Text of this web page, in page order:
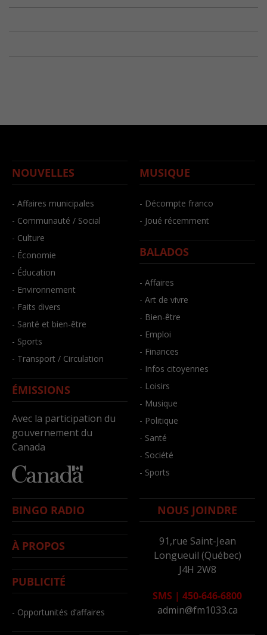
NOUVELLES
- Affaires municipales
- Communauté / Social
- Culture
- Économie
- Éducation
- Environnement
- Faits divers
- Santé et bien-être
- Sports
- Transport / Circulation
ÉMISSIONS
Avec la participation du
gouvernement du
Canada
MUSIQUE
- Décompte franco
- Joué récemment
BALADOS
- Affaires
- Art de vivre
- Bien-être
- Emploi
- Finances
- Infos citoyennes
- Loisirs
- Musique
- Politique
- Santé
- Société
- Sports
BINGO RADIO
À PROPOS
PUBLICITÉ
- Opportunités d’affaires
NOUS JOINDRE
91,rue Saint-Jean
Longueuil (Québec)
J4H 2W8
SMS | 450-646-6800
admin@fm1033.ca